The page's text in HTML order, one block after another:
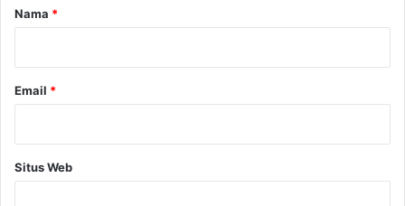
r
Nama *
Email *
Situs Web